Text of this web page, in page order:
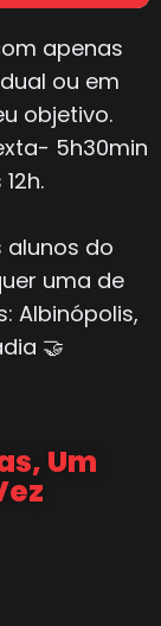
apenas
ou em
objetivo.
5h30min
alunos do
uma de
Albinópolis,
🤝
Um